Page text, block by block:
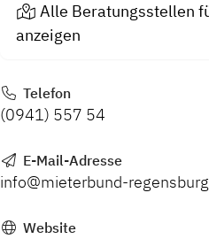
Alle Beratungsstellen
anzeigen
Telefon
(0941) 557 54
E-Mail-Adresse
info@mieterbund-
Website